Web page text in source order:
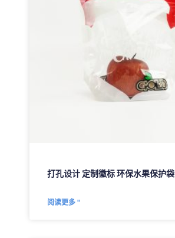
打孔设计 定制徽标 环保水果保护袋
阅读更多 "